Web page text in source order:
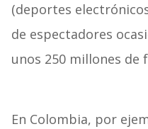
(deportes
de espectadores
unos 250 millones de
En Colombia, por